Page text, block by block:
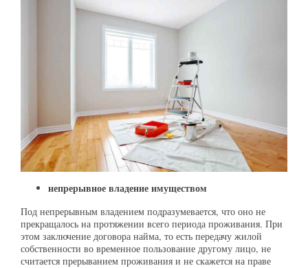
непрерывное владение имуществом
Под непрерывным владением подразумевается, что оно не
прекращалось на протяжении всего периода проживания. При
этом заключение договора найма, то есть передачу жилой
собственности во временное пользование другому лицо, не
считается прерыванием проживания и не скажется на праве